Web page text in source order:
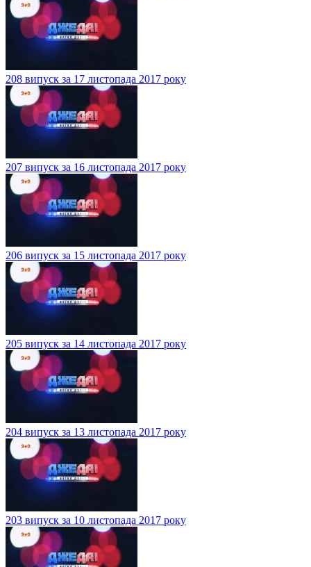
208 випуск за 17 листопада 2017 року
207 випуск за 16 листопада 2017 року
206 випуск за 15 листопада 2017 року
205 випуск за 14 листопада 2017 року
204 випуск за 13 листопада 2017 року
203 випуск за 10 листопада 2017 року